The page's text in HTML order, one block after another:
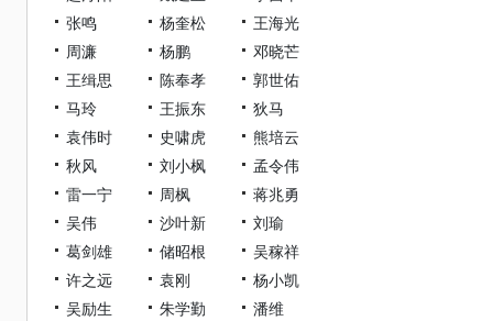
张鸣
杨奎松
王海光
周濂
杨鹏
邓晓芒
王缉思
陈奉孝
郭世佑
马玲
王振东
狄马
袁伟时
史啸虎
熊培云
秋风
刘小枫
孟令伟
雷一宁
周枫
蒋兆勇
吴伟
沙叶新
刘瑜
葛剑雄
储昭根
吴稼祥
许之远
袁刚
杨小凯
吴励生
朱学勤
潘维